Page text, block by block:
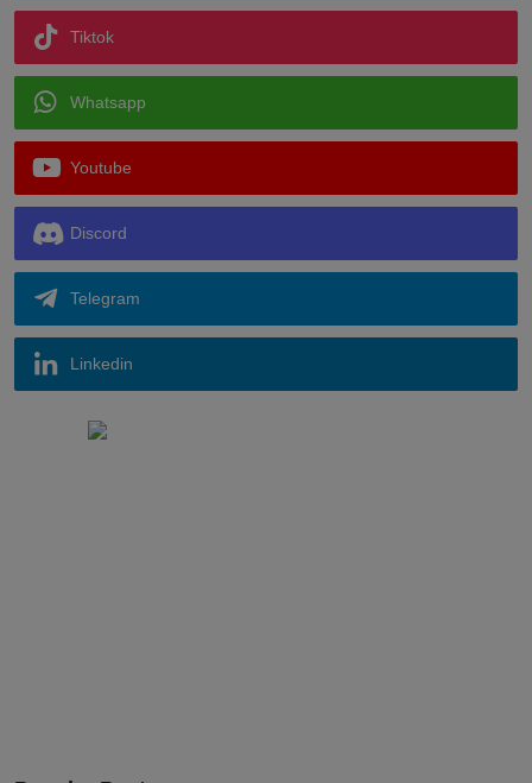
Tiktok
Whatsapp
Youtube
Discord
Telegram
Linkedin